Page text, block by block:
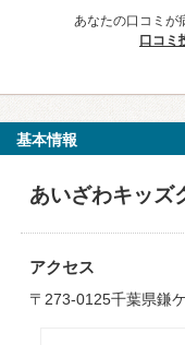
あなたの口コミが
口コミ
基本情報
あいざわキッズ
アクセス
〒273-0125千葉県鎌